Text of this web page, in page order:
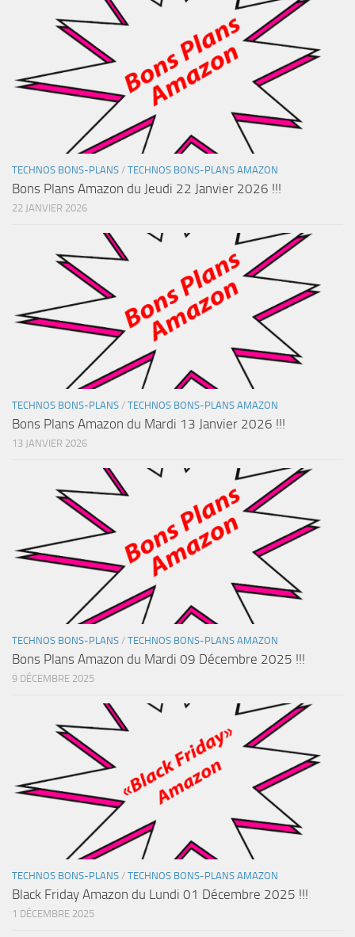
TECHNOS BONS-PLANS / TECHNOS BONS-PLANS AMAZON
Bons Plans Amazon du Jeudi 22 Janvier 2026 !!!
22 JANVIER 2026
TECHNOS BONS-PLANS / TECHNOS BONS-PLANS AMAZON
Bons Plans Amazon du Mardi 13 Janvier 2026 !!!
13 JANVIER 2026
TECHNOS BONS-PLANS / TECHNOS BONS-PLANS AMAZON
Bons Plans Amazon du Mardi 09 Décembre 2025 !!!
9 DÉCEMBRE 2025
TECHNOS BONS-PLANS / TECHNOS BONS-PLANS AMAZON
Black Friday Amazon du Lundi 01 Décembre 2025 !!!
1 DÉCEMBRE 2025